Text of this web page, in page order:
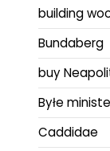
building
Bundaberg
buy
Byłe
Caddidae